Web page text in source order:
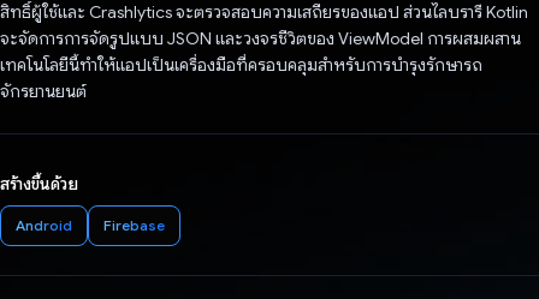
สิทธิ์ผู้ใช้และ Crashlytics จะตรวจสอบความเสถียรของแอป ส่วนไลบรารี Kotlin
จะจัดการการจัดรูปแบบ JSON และวงจรชีวิตของ ViewModel การผสมผสาน
เทคโนโลยีนี้ทำให้แอปเป็นเครื่องมือที่ครอบคลุมสำหรับการบำรุงรักษารถ
จักรยานยนต์
สร้างขึ้นด้วย
Android Firebase